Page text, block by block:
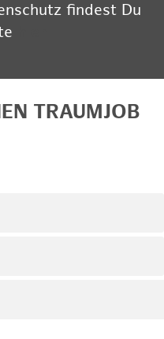
findest Du
TRAUMJOB